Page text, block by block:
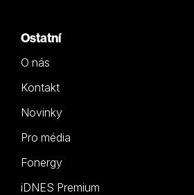
Ostatní
O nás
Kontakt
Novinky
Pro média
Fonergy
iDNES Premium